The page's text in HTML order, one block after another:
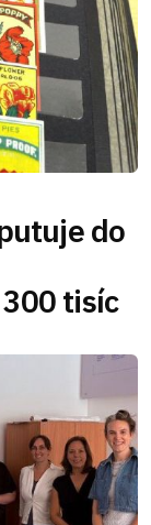
do
tisíc